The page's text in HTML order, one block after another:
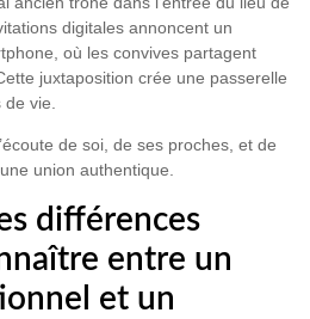
digitales annoncent un
où les convives partagent
juxtaposition crée une passerelle
vie.
de soi, de ses proches, et de
union authentique.
différences
entre un
et un